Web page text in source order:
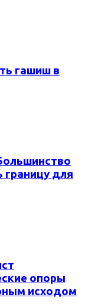
гашиш в
границу для
опоры
исходом